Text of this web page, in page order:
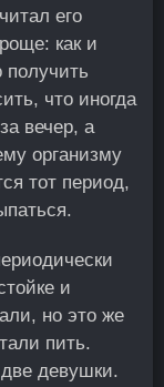
его
как и
что иногда
вечер, а
организму
тот период,
и
но это же
пить.
девушки.